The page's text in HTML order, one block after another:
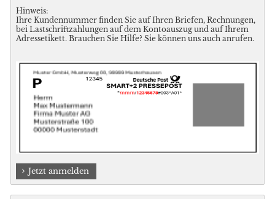
Hinweis:
Ihre Kundennummer finden Sie auf Ihren Briefen, Rechnungen,
bei Lastschriftzahlungen auf dem Kontoauszug und auf Ihrem
Adressetikett. Brauchen Sie Hilfe? Sie können uns auch anrufen.
Jetzt anmelden